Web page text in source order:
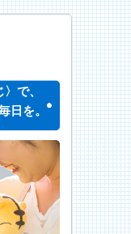
で、
日を。